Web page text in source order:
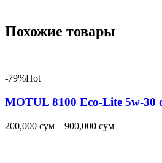
Похожие товары
-79%Hot
MOTUL 8100 Eco-Lite 5w-30
200,000 сум – 900,000 сум